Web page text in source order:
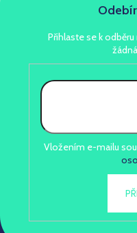
Přihlaste se k
Vložením e-mailu